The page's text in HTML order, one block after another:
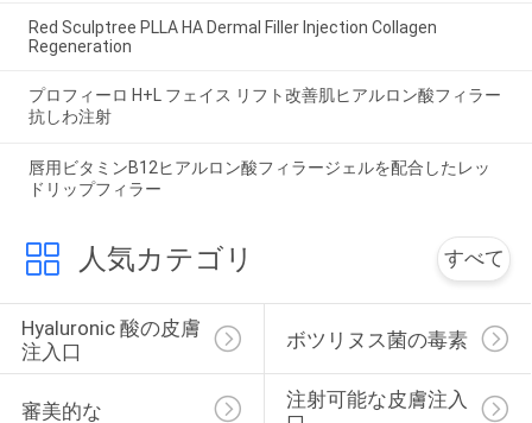
Red Sculptree PLLA HA Dermal Filler Injection Collagen
Regeneration
プロフィーロ H+L フェイス リフト改善肌ヒアルロン酸フィラー
抗しわ注射
唇用ビタミンB12ヒアルロン酸フィラージェルを配合したレッ
ドリップフィラー
人気カテゴリ すべて
Hyaluronic 酸の皮膚
注入口
ボツリヌス菌の毒素
審美的な
注射可能な皮膚注入